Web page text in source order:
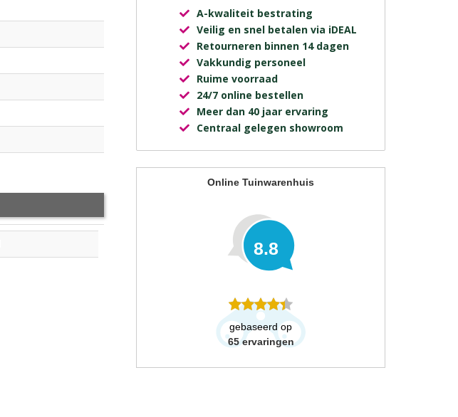
A-kwaliteit bestrating
Veilig en snel betalen via iDEAL
Retourneren binnen 14 dagen
Vakkundig personeel
Ruime voorraad
24/7 online bestellen
Meer dan 40 jaar ervaring
Centraal gelegen showroom
Online Tuinwarenhuis
8.8
gebaseerd op
65 ervaringen